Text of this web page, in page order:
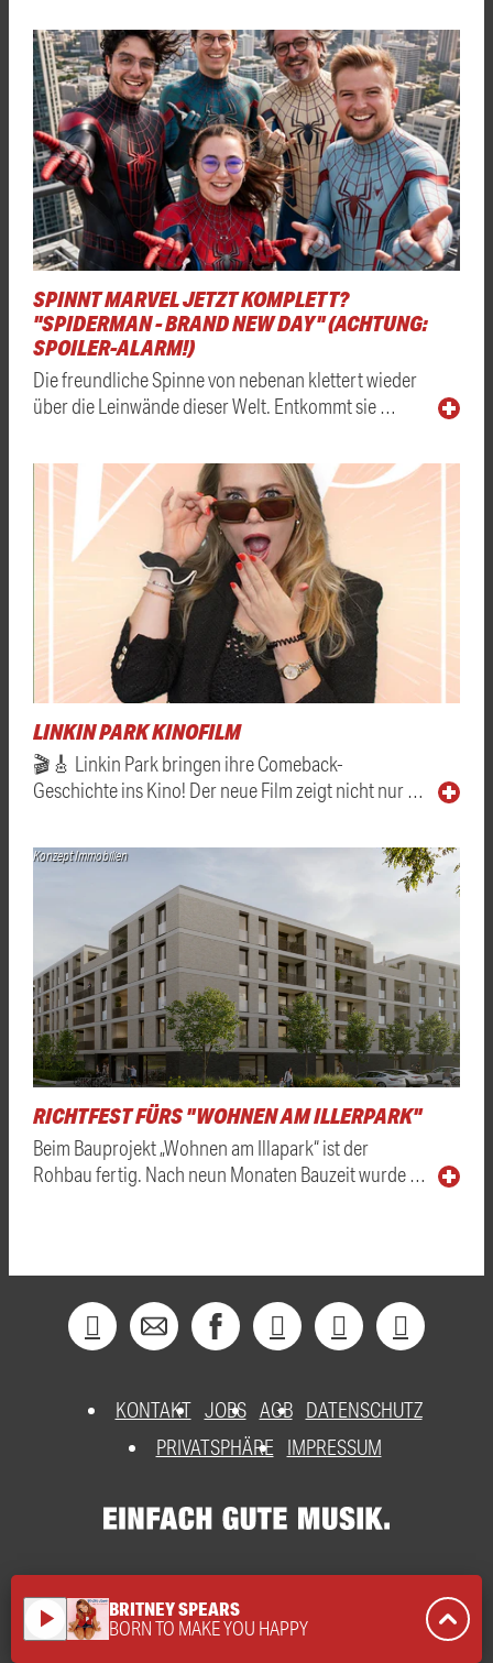
SPINNT MARVEL JETZT KOMPLETT?
"SPIDERMAN - BRAND NEW DAY" (ACHTUNG:
SPOILER-ALARM!)
Die freundliche Spinne von nebenan klettert wieder
über die Leinwände dieser Welt. Entkommt sie …
LINKIN PARK KINOFILM
🎬🎸 Linkin Park bringen ihre Comeback-
Geschichte ins Kino! Der neue Film zeigt nicht nur …
Konzept Immobilien
RICHTFEST FÜRS "WOHNEN AM ILLERPARK"
Beim Bauprojekt „Wohnen am Illapark“ ist der
Rohbau fertig. Nach neun Monaten Bauzeit wurde …
KONTAKT JOBS AGB DATENSCHUTZ
PRIVATSPHÄRE
IMPRESSUM
play_arrow BRITNEY SPEARS
BORN TO MAKE YOU HAPPY